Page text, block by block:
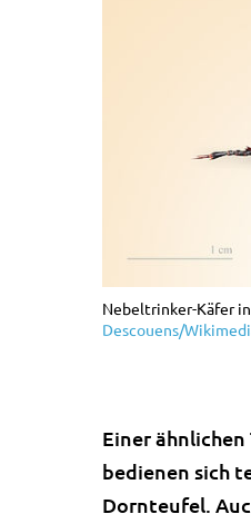
Nebeltrinker-Käfer
Descouens/
Einer
bedienen sich
Dornteufel.